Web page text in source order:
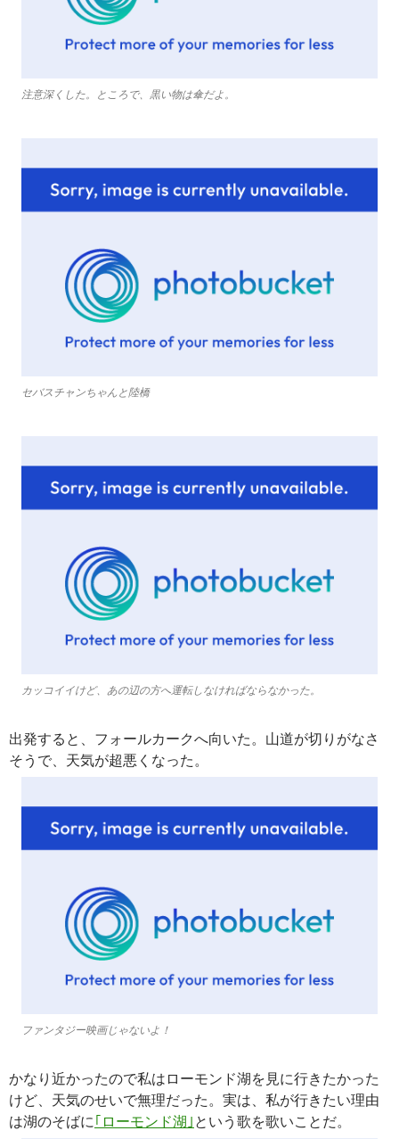
注意深くした。ところで、黒い物は傘だよ。
セバスチャンちゃんと陸橋
カッコイイけど、あの辺の方へ運転しなければならなかった。
出発すると、フォールカークへ向いた。山道が切りがなさ
そうで、天気が超悪くなった。
ファンタジー映画じゃないよ！
かなり近かったので私はローモンド湖を見に行きたかった
けど、天気のせいで無理だった。実は、私が行きたい理由
は湖のそばに ｢ローモンド湖｣ という歌を歌いことだ。